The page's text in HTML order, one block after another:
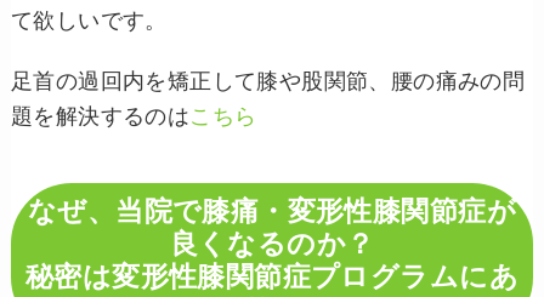
て欲しいです。
足首の過回内を矯正して膝や股関節、腰の痛みの問
題を解決するのはこちら
なぜ、当院で膝痛・変形性膝関節症が
良くなるのか？
秘密は変形性膝関節症プログラムにあ